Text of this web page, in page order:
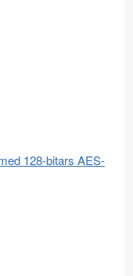
128-bitars AES-